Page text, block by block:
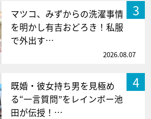
3
マツコ、みずからの洗濯事情
を明かし有吉おどろき！私服
で外出す…
2026.08.07
4
既婚・彼女持ち男を見極め
る“一言質問”をレインボー池
田が伝授！…